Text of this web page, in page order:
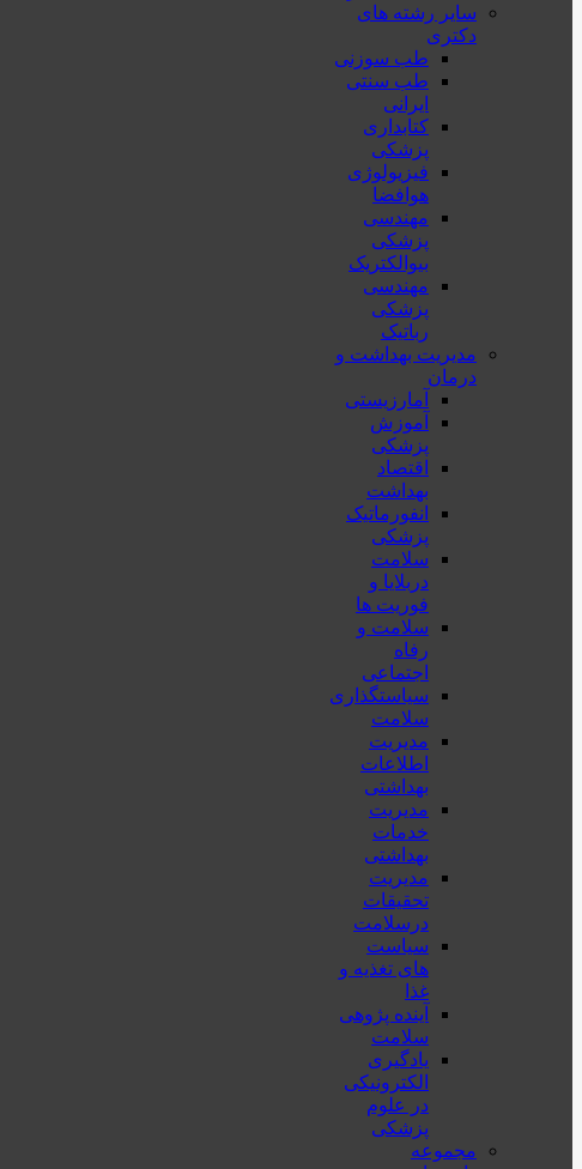
سایر رشته های
دکتری
طب سوزنی
طب سنتی
ایرانی
کتابداری
پزشکی
فیزیولوژی
هوافضا
مهندسی
پزشکی
بیوالکتریک
مهندسی
پزشکی
رباتیک
مدیریت بهداشت و
درمان
آمارزیستی
آموزش
پزشکی
اقتصاد
بهداشت
انفورماتیک
پزشکی
سلامت
دربلايا و
فوريت ها
سلامت و
رفاه
اجتماعی
سیاستگذاری
سلامت
مدیریت
اطلاعات
بهداشتی
مدیریت
خدمات
بهداشتی
مدیریت
تحقیقات
درسلامت
سیاست
های تغذیه و
غذا
آینده پژوهی
سلامت
یادگیری
الکترونیکی
در علوم
پزشکی
مجموعه